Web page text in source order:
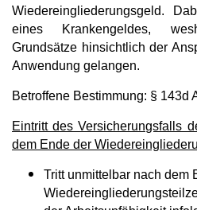
Wiedereingliederungsgeld.
eines Krankengeldes,
Grundsätze hinsichtlich der
Anwendung gelangen.
Betroffene Bestimmung: § 143d
Eintritt des Versicherungsfalls
dem Ende der
Tritt unmittelbar nach dem